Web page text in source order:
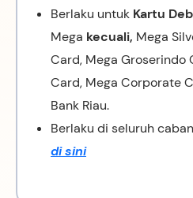
Berlaku untuk Kartu
Mega kecuali, Mega
Card, Mega Groserindo
Card, Mega Corporate
Bank Riau.
Berlaku di seluruh
di sini